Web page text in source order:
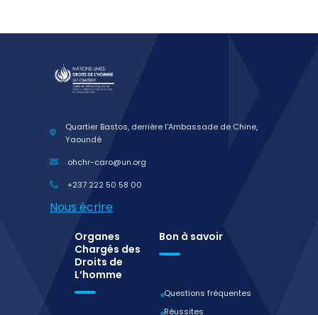
Quartier Bastos, derrière l'Ambassade de Chine,
Yaoundé
ohchr-caro@un.org
+237 222 50 58 00
Nous écrire
Organes
Chargés des
Droits de
L’homme
Bon à savoir
Questions fréquentes
Réussites